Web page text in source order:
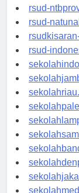
rsud-
rsud-
rsud-
rsud-